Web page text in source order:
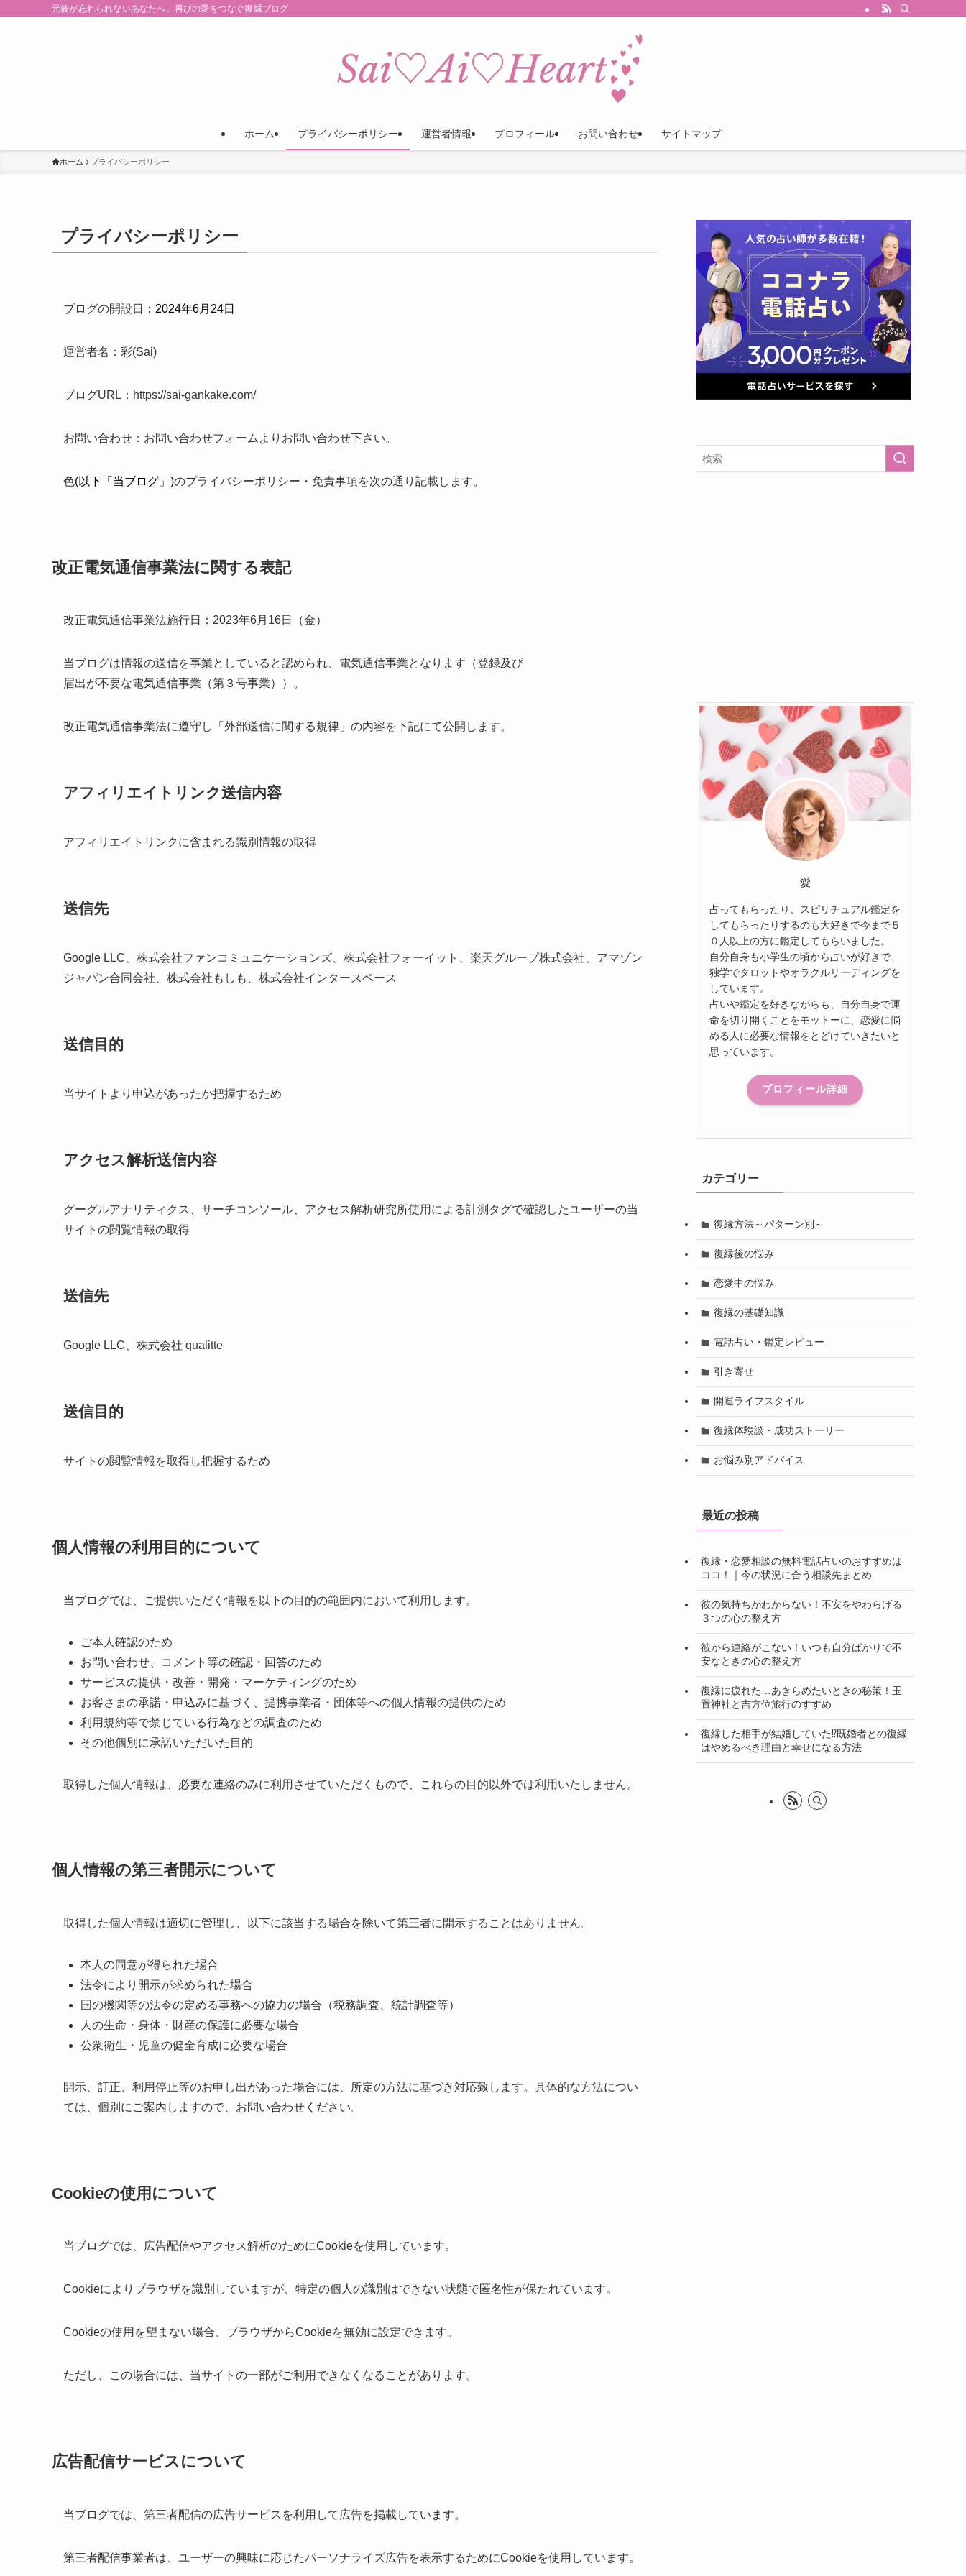
元彼が忘れられないあなたへ。再びの愛をつなぐ復縁ブログ
ホーム プライバシーポリシー 運営者情報 プロフィール お問い合わせ サイトマップ
ホーム プライバシーポリシー
プライバシーポリシー
ブログの開設日 ：2024年6月24日
運営者名： 彩(Sai)
ブログURL：https://sai-gankake.com/
お問い合わせ：お問い合わせフォームよりお問い合わせ下さい。
色(以下「当ブログ」)のプライバシーポリシー・免責事項を次の通り記載します。
改正電気通信事業法に関する表記
改正電気通信事業法施行日：2023年6月16日（金）
当ブログは情報の送信を事業としていると認められ、電気通信事業となります（登録及び
届出が不要な電気通信事業（第３号事業））。
改正電気通信事業法に遵守し「外部送信に関する規律」の内容を下記にて公開します。
アフィリエイトリンク送信内容
アフィリエイトリンクに含まれる識別情報の取得
送信先
Google LLC、株式会社ファンコミュニケーションズ、株式会社フォーイット、楽天グループ株式会社、アマゾン
ジャパン合同会社、株式会社もしも、株式会社インタースペース
送信目的
当サイトより申込があったか把握するため
アクセス解析送信内容
グーグルアナリティクス、サーチコンソール、アクセス解析研究所使用による計測タグで確認したユーザーの当
サイトの閲覧情報の取得
送信先
Google LLC、 株式会社 qualitte
送信目的
サイトの閲覧情報を取得し把握するため
個人情報の利用目的について
当ブログでは、 ご提供いただく情報を以下の目的の範囲内において利用します。
ご本人確認のため
お問い合わせ、コメント等の確認・回答のため
サービスの提供・改善・開発・マーケティングのため
お客さまの承諾・申込みに基づく、提携事業者・団体等への個人情報の提供のため
利用規約等で禁じている行為などの調査のため
その他個別に承諾いただいた目的
取得した個人情報は、必要な連絡のみに利用させていただくもので、これらの目的以外では利用いたしません。
個人情報の第三者開示について
取得した個人情報は適切に管理し、以下に該当する場合を除いて第三者に開示することはありません。
本人の同意が得られた場合
法令により開示が求められた場合
国の機関等の法令の定める事務への協力の場合（税務調査、統計調査等）
人の生命・身体・財産の保護に必要な場合
公衆衛生・児童の健全育成に必要な場合
開示、訂正、利用停止等のお申し出があった場合には、所定の方法に基づき対応致します。具体的な方法につい
ては、個別にご案内しますので、お問い合わせください。
Cookieの使用について
当ブログでは、広告配信やアクセス解析のためにCookieを使用しています。
Cookieによりブラウザを識別していますが、特定の個人の識別はできない状態で匿名性が保たれています。
Cookieの使用を望まない場合、ブラウザからCookieを無効に設定できます。
ただし、この場合には、当サイトの一部がご利用できなくなることがあります。
広告配信サービスについて
当ブログでは、第三者配信の広告サービスを利用して広告を掲載しています。
第三者配信事業者は、ユーザーの興味に応じたパーソナライズ広告を表示するためにCookieを使用しています。
愛
占ってもらったり、スピリチュアル鑑定を
してもらったりするのも大好きで今まで５
０人以上の方に鑑定してもらいました。
自分自身も小学生の頃から占いが好きで、
独学でタロットやオラクルリーディングを
しています。
占いや鑑定を好きながらも、自分自身で運
命を切り開くことをモットーに、恋愛に悩
める人に必要な情報をとどけていきたいと
思っています。
プロフィール詳細
カテゴリー
復縁方法～パターン別～
復縁後の悩み
恋愛中の悩み
復縁の基礎知識
電話占い・鑑定レビュー
引き寄せ
開運ライフスタイル
復縁体験談・成功ストーリー
お悩み別アドバイス
最近の投稿
復縁・恋愛相談の無料電話占いのおすすめは
ココ！｜今の状況に合う相談先まとめ
彼の気持ちがわからない！不安をやわらげる
３つの心の整え方
彼から連絡がこない！いつも自分ばかりで不
安なときの心の整え方
復縁に疲れた…あきらめたいときの秘策！玉
置神社と吉方位旅行のすすめ
復縁した相手が結婚していた⁉既婚者との復縁
はやめるべき理由と幸せになる方法